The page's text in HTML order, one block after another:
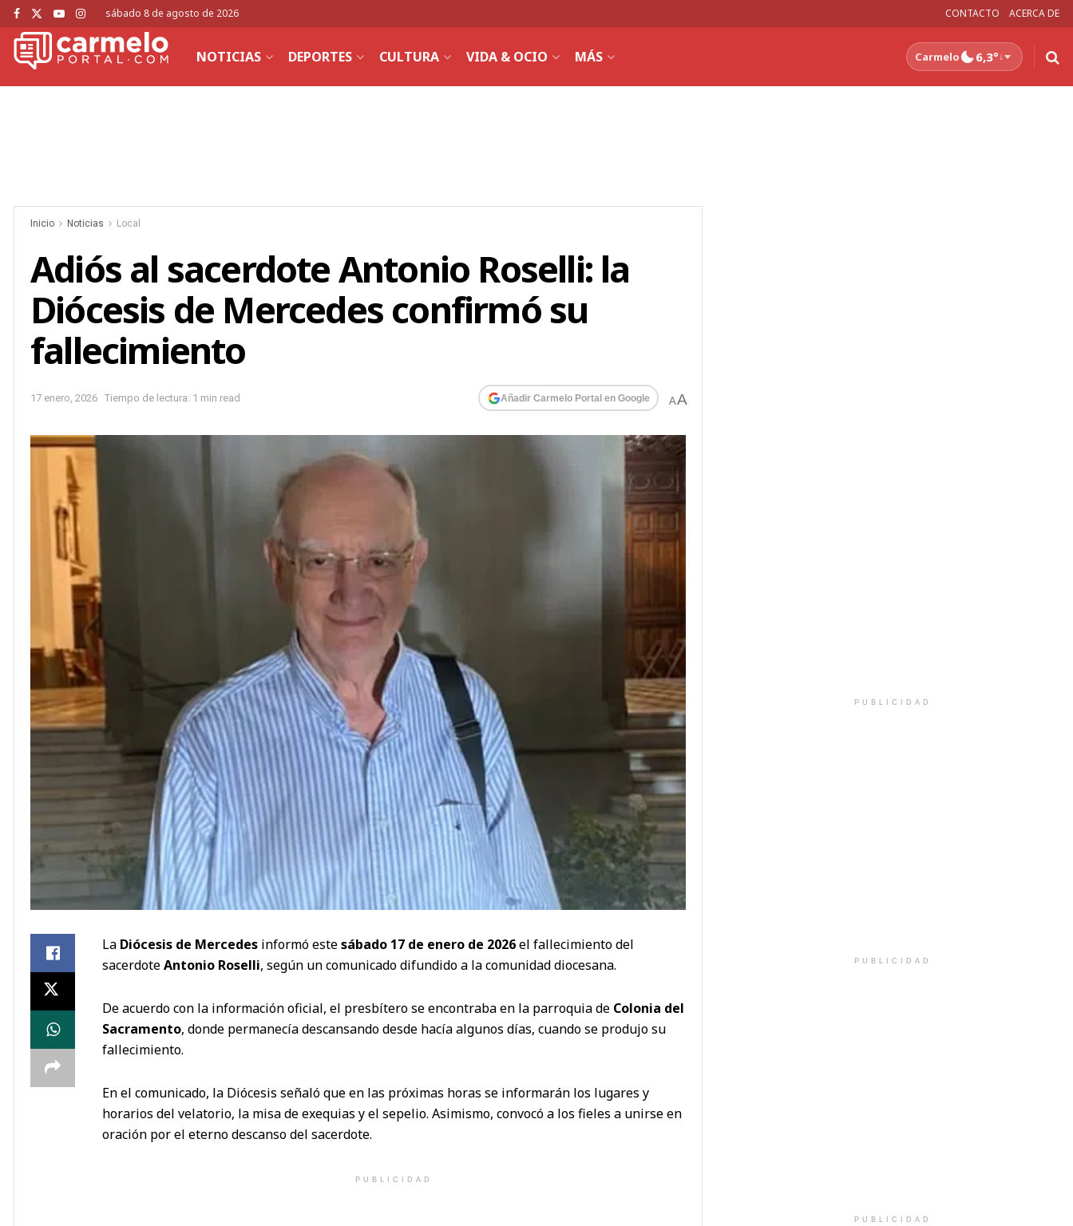
sábado 8 de agosto de 2026 CONTACTO ACERCA DE
NOTICIAS DEPORTES CULTURA VIDA & OCIO MÁS Carmelo 6,3°↓
Inicio Noticias Local
Adiós al sacerdote Antonio Roselli: la
Diócesis de Mercedes confirmó su
fallecimiento
17 enero, 2026 Tiempo de lectura: 1 min read Añadir Carmelo Portal en Google AA
La Diócesis de Mercedes informó estesábado 17 de enero de 2026el fallecimiento del
sacerdoteAntonio Roselli, según un comunicado difundido a la comunidad diocesana.
De acuerdo con la información oficial, el presbítero se encontraba en la parroquia de Colonia del
Sacramento, donde permanecía descansando desde hacía algunos días, cuando se produjo su
fallecimiento.
En el comunicado, la Diócesis señaló que en las próximas horas se informarán los lugares y
horarios del velatorio, la misa de exequias y el sepelio. Asimismo, convocó a los fieles a unirse en
oración por el eterno descanso del sacerdote.
PUBLICIDAD
PUBLICIDAD
PUBLICIDAD
PUBLICIDAD